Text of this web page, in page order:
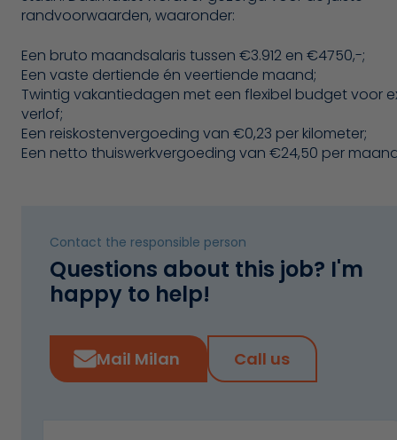
randvoorwaarden, waaronder:
Een bruto maandsalaris tussen €3.912 en €4750,-;
Een vaste dertiende én veertiende maand;
Twintig vakantiedagen met een flexibel budget voor
verlof;
Een reiskostenvergoeding van €0,23 per kilometer;
Een netto thuiswerkvergoeding van €24,50 per
Contact the responsible person
Questions about this job? I'm
happy to help!
Mail Milan Call us